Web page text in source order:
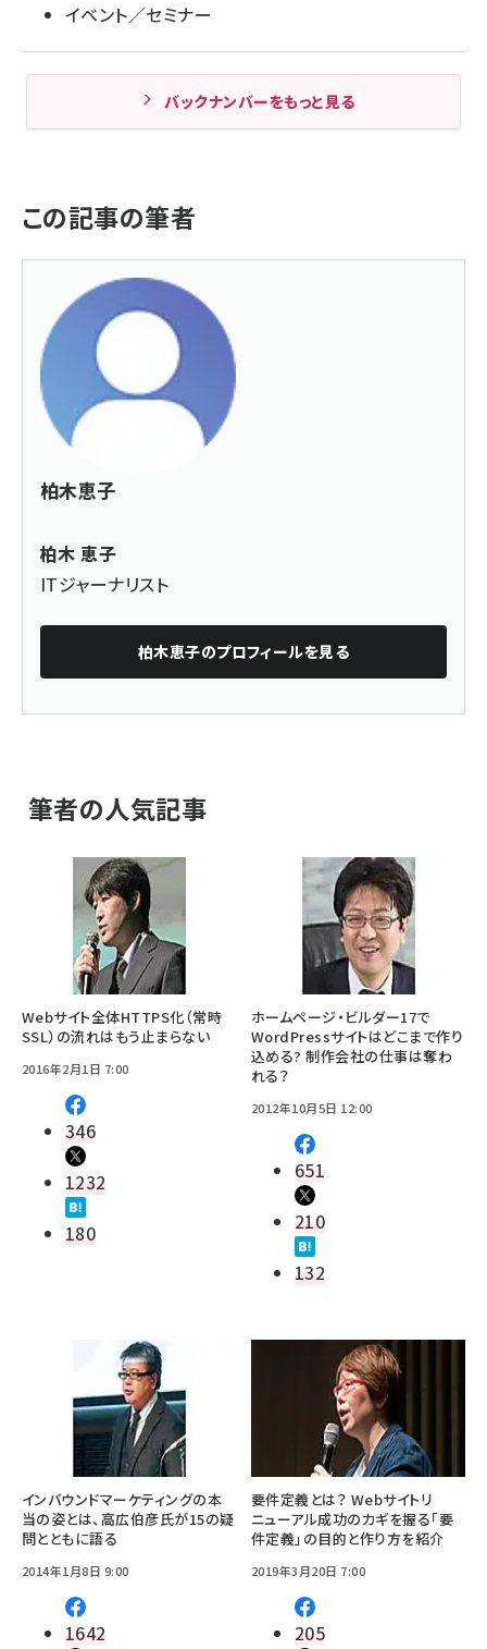
イベント／セミナー
バックナンバーをもっと見る
この記事の筆者
柏木恵子
柏木 恵子
ITジャーナリスト
柏木恵子のプロフィールを見る
筆者の人気記事
Webサイト全体HTTPS化（常時
SSL）の流れはもう止まらない
2016年2月1日 7:00
346
1232
180
ホームページ・ビルダー17で
WordPressサイトはどこまで作り
込める? 制作会社の仕事は奪わ
れる？
2012年10月5日 12:00
651
210
132
インバウンドマーケティングの本
当の姿とは、高広伯彦氏が15の疑
問とともに語る
2014年1月8日 9:00
1642
要件定義とは？ Webサイトリ
ニューアル成功のカギを握る「要
件定義」の目的と作り方を紹介
2019年3月20日 7:00
205